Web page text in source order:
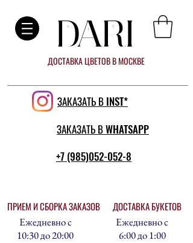
ДОСТАВКА ЦВЕТОВ В МОСКВЕ
DARI
ЗАКАЗАТЬ В INST*
ЗАКАЗАТЬ В WHATSAPP
+7 (985)052-052-8
ПРИЕМ И СБОРКА ЗАКАЗОВ
Ежедневно с
10:30 до 20:00
ДОСТАВКА БУКЕТОВ
Ежедневно с
6:00 до 1:00